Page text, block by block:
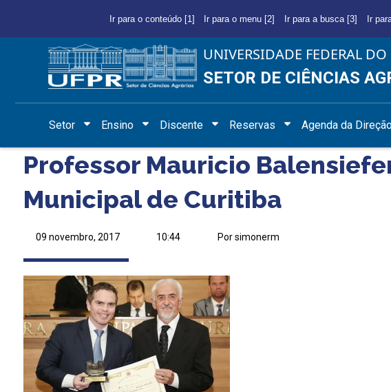
Ir para o conteúdo [1] Ir para o menu [2] Ir para a busca [3] Ir
UNIVERSIDADE FEDERAL DO
SETOR DE CIÊNCIAS
Setor Ensino Discente Reservas Agenda da
Professor Mauricio
Municipal de Curitiba
09 novembro, 2017 10:44 Por simonerm